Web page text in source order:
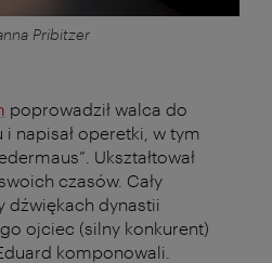
Pribitzer
poprowadził walca do
napisał operetki, w tym
Ukształtował
czasów. Cały
dźwiękach dynastii
ojciec (silny konkurent)
komponowali.